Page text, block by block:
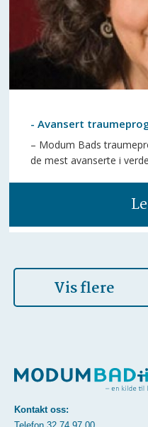
- Avansert
– Modum Bads
de mest avanserte i
Vis flere
Kontakt oss: